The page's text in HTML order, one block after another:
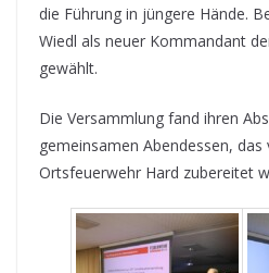
die Führung in jüngere Hände.
Wiedl als neuer Kommandant
gewählt.
Die Versammlung fand ihren
gemeinsamen Abendessen,
Ortsfeuerwehr Hard zubereitet